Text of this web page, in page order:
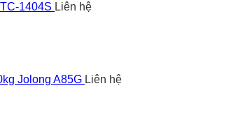
1404S Liên hệ
Jolong A85G Liên hệ